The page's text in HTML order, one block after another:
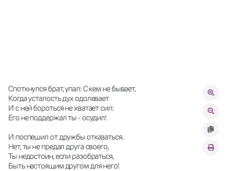
Споткнулся брат, упал: С кем не бывает,
Когда усталость дух одолевает
И с ней бороться не хватает сил:
Его не поддержал ты - осудил!
И поспешил от дружбы отказаться.
Нет, ты не предал друга своего,
Ты недостоин, если разобраться,
Быть настоящим другом для него!